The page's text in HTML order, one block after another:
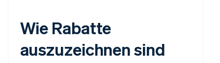
Wie Rabatte
auszuzeichnen sind